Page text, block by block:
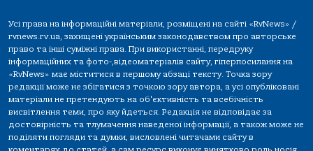
Усі права на інформаційні матеріали, розміщені на сайті «RvNews» /
rvnews.rv.ua, захищені українським законодавством про авторське
право та інші суміжні права. При використанні, передруку
інформаційних та фото-,відеоматеріалів сайту, гіперпосилання на
«RvNews» має міститися в першому абзаці тексту. Точка зору
редакції може не збігатися з точкою зору автора, а усі опубліковані
матеріали не претендують на об'єктивність та всебічність
висвітлення теми, про яку йдеться. Редакція не відповідає за
достовірність та тлумачення наведеної інформації, а також може не
поділяти погляди та думки, висловлені читачами сайту в